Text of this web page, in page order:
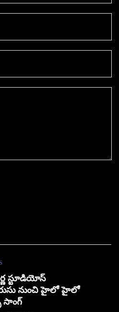
స్టూడియోస్
నుంచి హైలో హైలో
సాంగ్